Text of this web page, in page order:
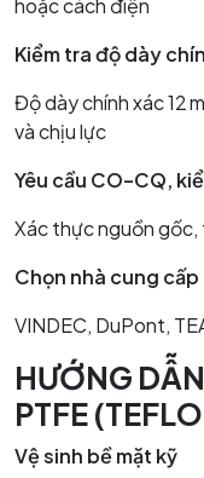
hoặc cách điện
Kiểm tra độ dày
Độ dày chính xác 12
và chịu lực
Yêu cầu CO–CQ,
Xác thực nguồn gốc,
Chọn nhà cung cấp
VINDEC, DuPont,
HƯỚNG
PTFE
Vệ sinh bề mặt kỹ